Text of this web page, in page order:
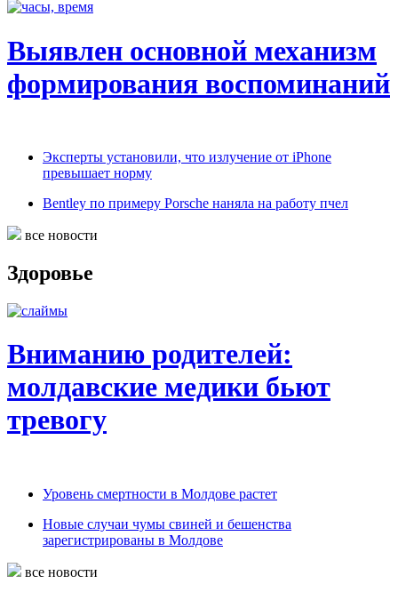
Выявлен основной механизм
формирования воспоминаний
Эксперты установили, что излучение от iPhone
превышает норму
Bentley по примеру Porsche наняла на работу пчел
все новости
Здоровье
Вниманию родителей:
молдавские медики бьют
тревогу
Уровень смертности в Молдове растет
Новые случаи чумы свиней и бешенства
зарегистрированы в Молдове
все новости